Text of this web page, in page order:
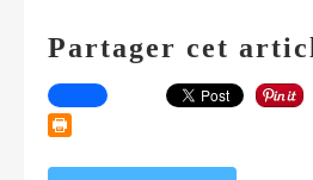
Partager cet